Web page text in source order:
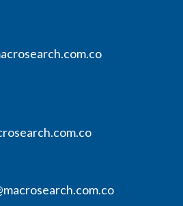
com.co
co